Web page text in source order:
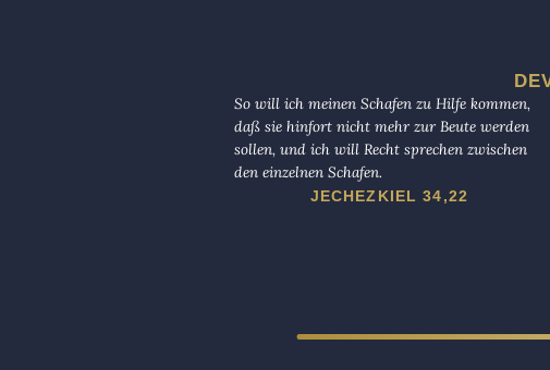
So will ich meinen Schafen zu Hilfe kommen,
daß sie hinfort nicht mehr zur Beute werden
sollen, und ich will Recht sprechen zwischen
den einzelnen Schafen.
JECHEZKIEL 34,22